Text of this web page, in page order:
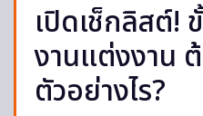
เปิดเช็กลิสต์!
งานแต่งงาน
ตัวอย่างไร?